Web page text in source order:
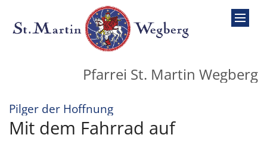
Zum Inhalt springen
Pfarrei St. Martin Wegberg
Pilger der Hoffnung:
Mit dem Fahrrad auf